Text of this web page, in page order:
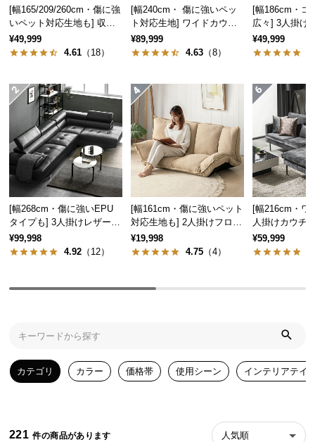
イ
テ
ム
ラ
キ
ン
カ
テ
ゴ
リ
イ
ア
[幅165/209/260cm・傷に強
いペット対応生地も] 収納
付き3人掛け多機能ソファ
¥49,999
4.61 （18）
[幅268cm・傷に強いEPU
タイプも] 3人掛けレザーカ
ウチソファ 広々設計 高級
感
¥99,998
4.92 （12）
[幅240cm・ 傷に強いペッ
ト対応生地] ワイドカウチ
ソファ ロースタイル
¥89,999
4.63（8）
[幅161cm・傷に強いペット
対応生地も] 2人掛けフロア
ソファ 座椅子タイプ リク
ライニング
¥19,998
4.75（4）
[幅186cm・コ
広々] 3人掛け
リクライニン
ーム 北欧
¥49,999
[幅216cm・ワ
人掛けカウチ
クスチール脚
イク 高級感
¥59,999
カテゴリ カラー 価格帯 使用シーン インテリアテイ
221 人気順